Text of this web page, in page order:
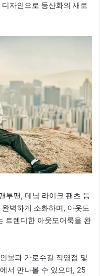
자인으로 등산화의 새로
투맨, 데님 라이크 팬츠 등
벽하게 소화하며, 아웃도
트렌디한 아웃도어룩을 완
몰과 가로수길 직영점 및
서 만나볼 수 있으며, 25